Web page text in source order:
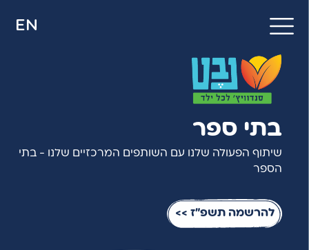
EN
בתי ספר
שיתוף הפעולה שלנו עם השותפים המרכזיים שלנו - בתי
הספר
להרשמה תשפ"ז >>